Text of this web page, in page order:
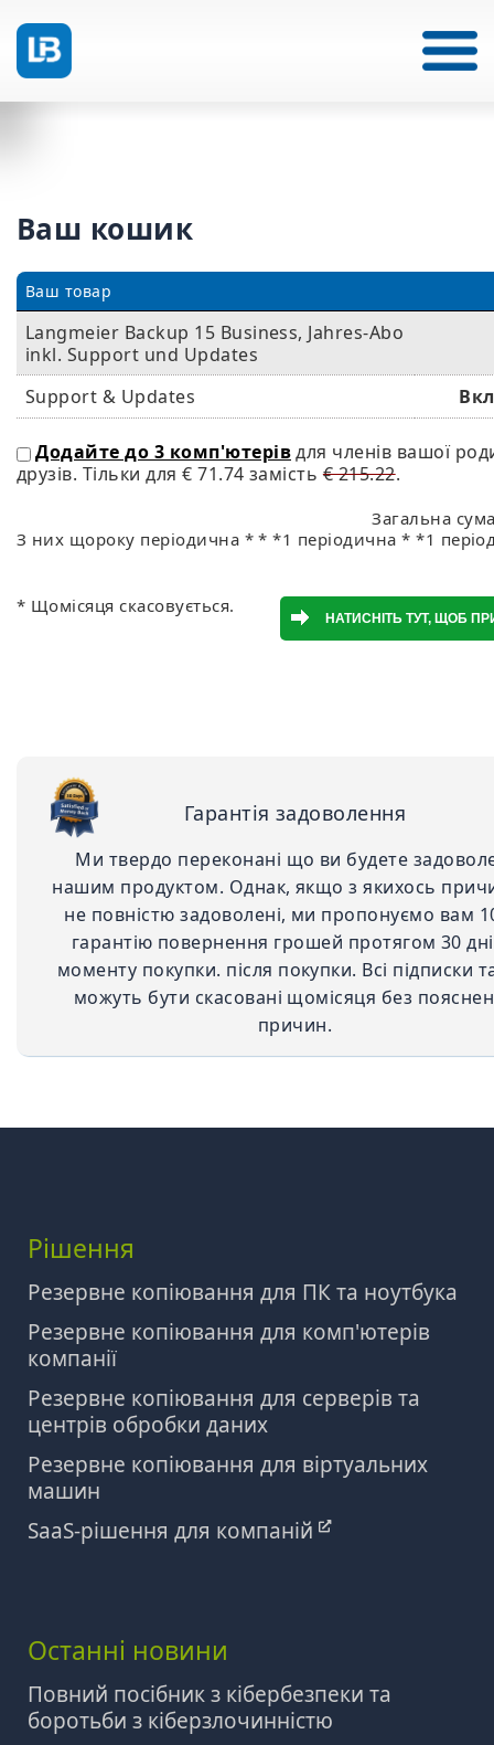
Ваш кошик
Ваш товар
Langmeier Backup 15 Business, Jahres-Abo
inkl. Support und Updates
Support & Updates
Додайте до 3 комп'ютерівдля членів вашої
друзів. Тільки для€ 71.74 замість€ 215.22.
Загальна
З них щороку періодична * * *1 періодична * *1
* Щомісяця скасовується.
Гарантія задоволення
Ми твердо переконані що ви будете
нашим продуктом. Однак, якщо з якихось
не повністю задоволені, ми пропонуємо вам
гарантію повернення грошей протягом 30
моменту покупки. після покупки. Всі підписки
можуть бути скасовані щомісяця без
причин.
Рішення
Резервне копіювання для ПК та ноутбука
Резервне копіювання для комп'ютерів
компанії
Резервне копіювання для серверів та
центрів обробки даних
Резервне копіювання для віртуальних
машин
SaaS-рішення для компаній
Останні новини
Повний посібник з кібербезпеки та
боротьби з кіберзлочинністю